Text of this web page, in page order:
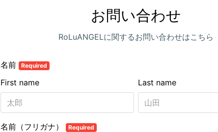
お問い合わせ
RoLuANGELに関するお問い合わせはこちら
名前 Required
Last name
First name
名前（フリガナ） Required